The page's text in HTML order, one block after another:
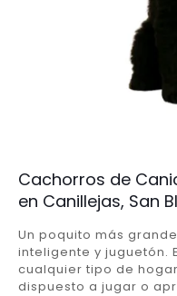
Cachorros de
en Canillejas, San
Un poquito más
inteligente y juguetón.
cualquier tipo de
dispuesto a jugar o